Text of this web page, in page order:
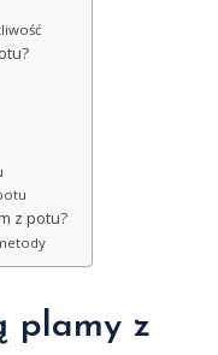
z potu?
plamy z